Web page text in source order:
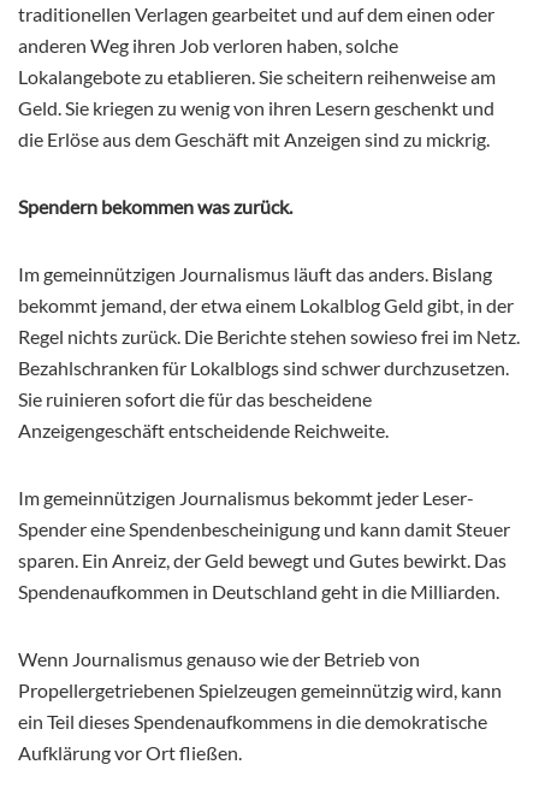
traditionellen Verlagen gearbeitet und auf dem einen oder
anderen Weg ihren Job verloren haben, solche
Lokalangebote zu etablieren. Sie scheitern reihenweise am
Geld. Sie kriegen zu wenig von ihren Lesern geschenkt und
die Erlöse aus dem Geschäft mit Anzeigen sind zu mickrig.
Spendern bekommen was zurück.
Im gemeinnützigen Journalismus läuft das anders. Bislang
bekommt jemand, der etwa einem Lokalblog Geld gibt, in der
Regel nichts zurück. Die Berichte stehen sowieso frei im Netz.
Bezahlschranken für Lokalblogs sind schwer durchzusetzen.
Sie ruinieren sofort die für das bescheidene
Anzeigengeschäft entscheidende Reichweite.
Im gemeinnützigen Journalismus bekommt jeder Leser-
Spender eine Spendenbescheinigung und kann damit Steuer
sparen. Ein Anreiz, der Geld bewegt und Gutes bewirkt. Das
Spendenaufkommen in Deutschland geht in die Milliarden.
Wenn Journalismus genauso wie der Betrieb von
Propellergetriebenen Spielzeugen gemeinnützig wird, kann
ein Teil dieses Spendenaufkommens in die demokratische
Aufklärung vor Ort fließen.